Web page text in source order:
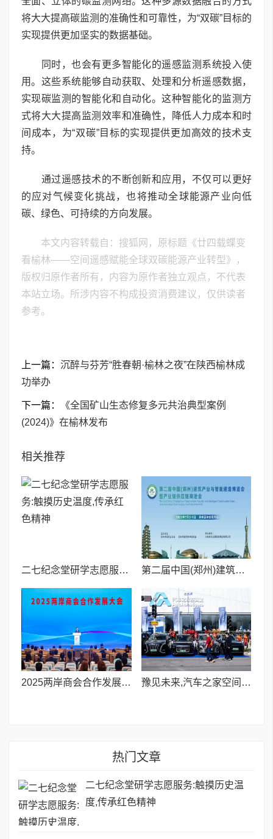
将大大提高碳监测的准确性和可靠性，为“双碳”目标的
实现提供更加坚实的数据基础。
同时，也会有更多智能化的遥感监测系统投入使
用。这些系统能够自动获取、处理和分析遥感数据，
实现碳监测的智能化和自动化。这种智能化的监测方
式将大大提高监测效率和准确性，降低人力成本和时
间成本，为“双碳”目标的实现提供更加高效的技术支
持。
通过遥感技术的不断创新和应用，不仅可以更好
的应对气候变化挑战，也将推动全球能源产业向低
碳、绿色、可持续的方向发展。
本文内容转载自：搜狐网，原标题《廿四载蝶变
看榆林——空间遥感赋能全球双碳能源产业转型》，
版权归原作者所有，内容为原作者独立观点，不代表
本站立场。所涉内容不构成投资消费建议，仅供读者
参考。
上一篇： 沉醉与芬芳“胜春朝·榆林之夜”在陕西榆林成
功举办
下一篇：
《全国矿山生态修复多元共治典型案例
(2024)》在榆林发布
相关推荐
二七纪念堂研学志愿服务:触摸历史温度,传承红色精神 第二届中国(郑州)建筑产业与智能建造博览会 暨产业链供应链商洽会即将启幕
2025两岸商会合作发展大会在福州举办 豫见未来,汽车之家空间站郑州店盛大开业
热门文章
二七纪念堂研学志愿服务:触摸历史温
度,传承红色精神